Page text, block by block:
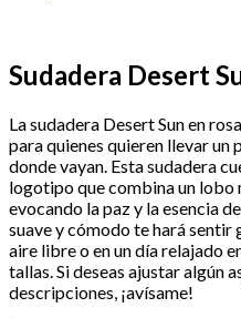
Sudadera Desert
La sudadera Desert Sun en
para quienes quieren llevar un
donde vayan. Esta sudadera
logotipo que combina un lobo
evocando la paz y la esencia
suave y cómodo te hará sentir
aire libre o en un día relajado
tallas. Si deseas ajustar algún
descripciones, ¡avísame!